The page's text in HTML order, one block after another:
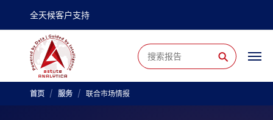
全天候客户支持
⚲
首页 / 服务 / 联合市场情报